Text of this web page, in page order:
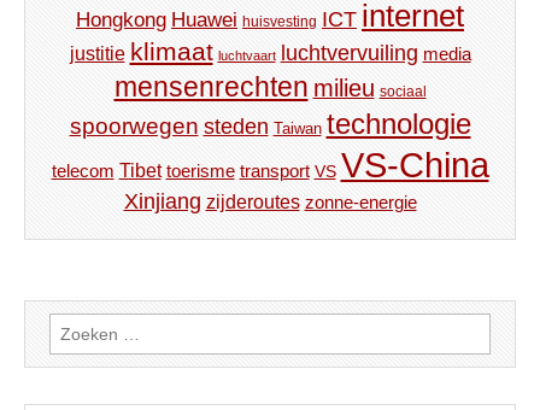
Hongkong Huawei huisvesting ICT internet
justitie klimaat luchtvaart luchtvervuiling media
mensenrechten milieu sociaal
spoorwegen steden Taiwan technologie
telecom Tibet toerisme transport VS VS-China
Xinjiang zijderoutes zonne-energie
Zoeken
naar: